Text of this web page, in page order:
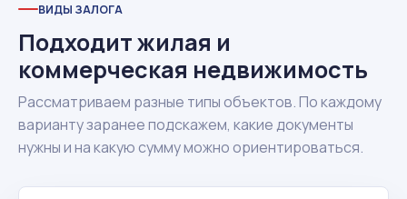
ВИДЫ ЗАЛОГА
Подходит жилая и
коммерческая недвижимость
Рассматриваем разные типы объектов. По каждому
варианту заранее подскажем, какие документы
нужны и на какую сумму можно ориентироваться.